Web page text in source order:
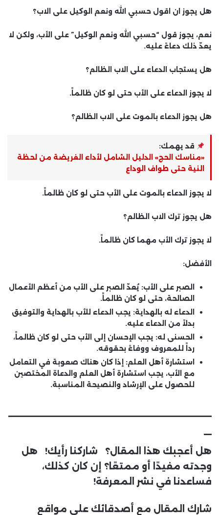
هل يجوز ان اقول حسبي الله ونعم الوكيل على الاب؟
نعم، يجوز قول “حسبي الله ونعم الوكيل” على الأب، ولكن لا
يعدّ ذلك دعاءً عليه.
هل يستجاب الدعاء على الاب الظالم؟
لا يجوز الدعاء على الأب حتى لو كان ظالماً.
هل يجوز الدعاء بالموت على الاب الظالم؟
قد يهمك:
«مناسك الحج» الدليل الشامل لأداء الفريضة من لحظة
النية حتى طواف الوداع
لا يجوز الدعاء بالموت على الأب حتى لو كان ظالماً.
هل يجوز ترك الاب الظالم؟
لا يجوز ترك الأب مهما كان ظالماً.
الأفضل:
الصبر على الأب: يُعدّ الصبر على الأب من أعظم الأعمال
الصالحة، حتى لو كان ظالماً.
الدعاء له بالهداية: يجب الدعاء للأب بالهداية والتوفيق
بدلاً من الدعاء عليه.
الحسنى له: يجب الإحسان إلى الأب حتى لو كان ظالماً،
رداً للمعروف ووفاءً بحقوقه.
استشارة أهل العلم: إذا كان هناك صعوبة في التعامل
مع الأب، يجب استشارة أهل العلم والدعاة المختصين
للحصول على الإرشاد والنصيحة المناسبة.
هل أعجبك هذا المقال؟ شاركنا رأيك! هل
وجدته مفيدًا أو ممتعًا؟ إن كان كذلك،
فساعدنا في نشر المعرفة!
شارك المقال مع أصدقائك على مواقع